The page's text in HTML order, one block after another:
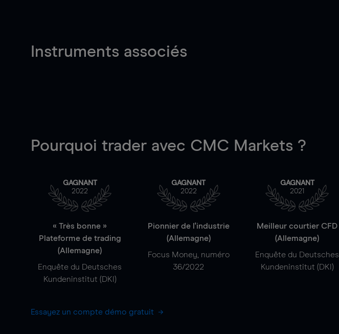
Instruments associés
Pourquoi trader avec CMC Markets ?
GAGNANT
2022
« Très bonne »
Plateforme de trading
(Allemagne)
Enquête du Deutsches
Kundeninstitut (DKI)
GAGNANT
2022
Pionnier de l'industrie
(Allemagne)
Focus Money, numéro
36/2022
GAGNANT
2021
Meilleur courtier CFD
(Allemagne)
Enquête du Deutsches
Kundeninstitut (DKI)
Essayez un compte démo gratuit